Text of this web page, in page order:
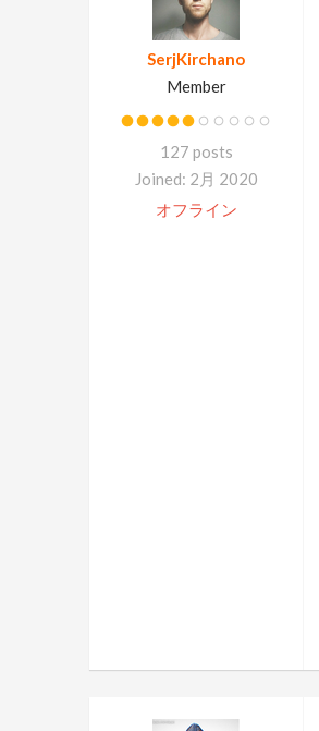
SerjKirchano
Member
127 posts
Joined: 2月 2020
オフライン